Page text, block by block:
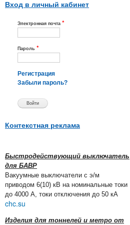
Вход в личный кабинет
Электронная почта *
Пароль *
Регистрация
Забыли пароль?
Контекстная реклама
Быстродействующий выключатель
для БАВР
Вакуумные выключатели с э/м
приводом 6(10) кВ на номинальные токи
до 4000 А, токи отключения до 50 кА
chc.su
Изделия для тоннелей и метро от